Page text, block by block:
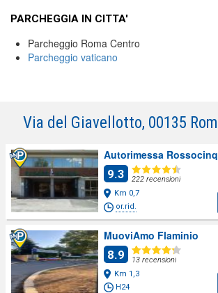
PARCHEGGIA IN CITTA'
Parcheggio Roma Centro
Parcheggio vaticano
Via del Giavellotto, 00135
Autorimessa
9.3
222 recensioni
Km 0,7
or.rid.
MuoviAmo Flaminio
8.9
13 recensioni
Km 1,3
H24